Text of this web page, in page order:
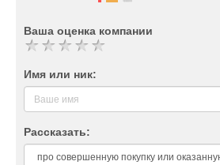
Ваша оценка компании
Имя или ник:
Рассказать: